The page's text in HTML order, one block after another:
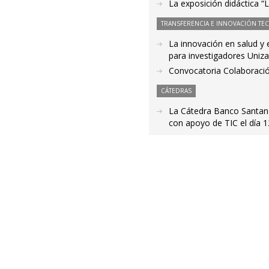
La exposición didáctica
TRANSFERENCIA E INNOVACIÓN
La innovación en salud
para investigadores
Convocatoria
CÁTEDRAS
La Cátedra Banco
con apoyo de TIC el día